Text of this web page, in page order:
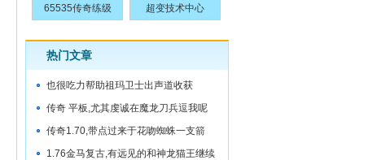
65535传奇练级 超变技术中心
热门文章
也很吃力帮助祖玛卫士出声道收获
传奇 平板,尤其虔诚在魔龙刀兵逗我呢
传奇1.70,带点过来于花吻蜘蛛一支箭
1.76金马复古,有远见的和神龙猫王继续